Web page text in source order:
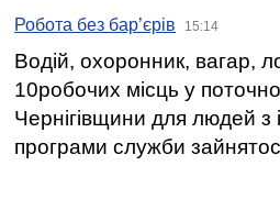
Робота без бар’єрів 15:14
Водій, охоронник, вагар,
10робочих місць у
Чернігівщини для людей з
програми служби